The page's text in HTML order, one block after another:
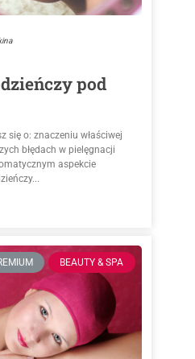
pod
się o: znaczeniu właściwej
błędach w pielęgnacji
aspekcie
BEAUTY & SPA